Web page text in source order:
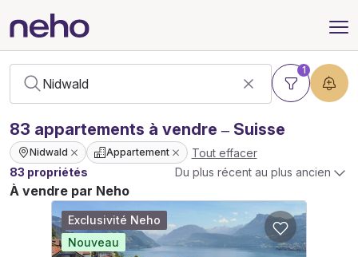
1
83 appartements à vendre – Suisse
Nidwald Appartement
Tout effacer
83 propriétés
Du plus récent au plus ancien
À vendre par Neho
Exclusivité Neho
Nouveau